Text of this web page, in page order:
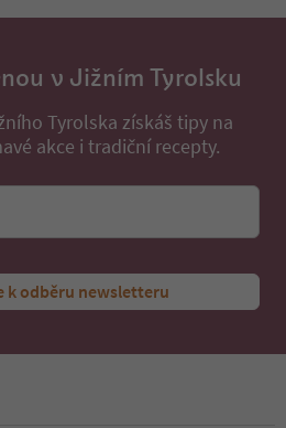
v Jižním Tyrolsku
Tyrolska získáš tipy na
akce i tradiční recepty.
k odběru newsletteru